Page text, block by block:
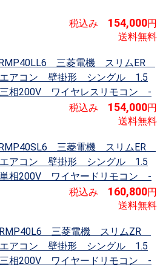
税込み 154,000円
送料無料
三菱電機 スリムER
エアコン 壁掛形 シングル 1.5
相200V ワイヤレスリモコン -
税込み 154,000円
送料無料
三菱電機 スリムER
エアコン 壁掛形 シングル 1.5
相200V ワイヤードリモコン -
税込み 160,800円
送料無料
三菱電機 スリムZR
エアコン 壁掛形 シングル 1.5
相200V ワイヤードリモコン -